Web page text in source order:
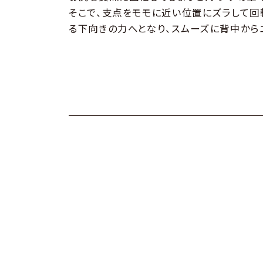
そこで、支点をモモに近い位置にズラして
る下向きの力へとなり、スムーズに背中から